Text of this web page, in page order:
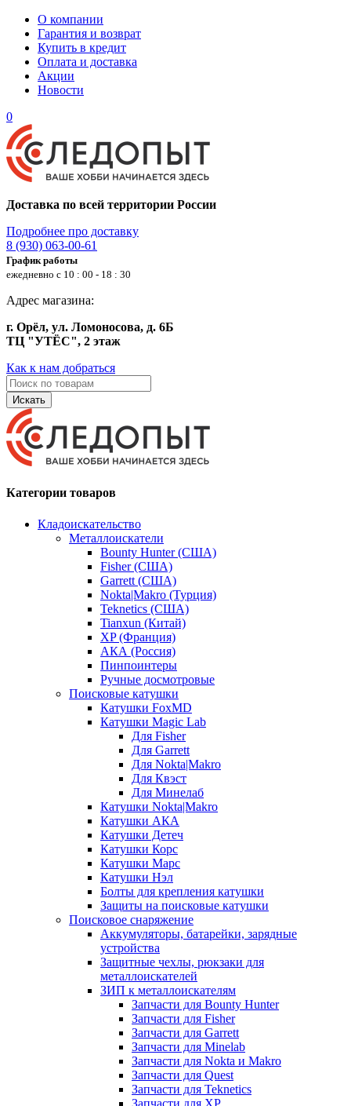
О компании
Гарантия и возврат
Купить в кредит
Оплата и доставка
Акции
Новости
0
Доставка по всей территории России
Подробнее про доставку
8 (930) 063-00-61
График работы
ежедневно с 10 : 00 - 18 : 30
Адрес магазина:
г. Орёл, ул. Ломоносова, д. 6Б
ТЦ "УТЁС", 2 этаж
Как к нам добраться
Искать
Категории товаров
Кладоискательство
Металлоискатели
Bounty Hunter (США)
Fisher (США)
Garrett (США)
Nokta|Makro (Турция)
Teknetics (США)
Tianxun (Китай)
XP (Франция)
АКА (Россия)
Пинпоинтеры
Ручные досмотровые
Поисковые катушки
Катушки FoxMD
Катушки Magic Lab
Для Fisher
Для Garrett
Для Nokta|Makro
Для Квэст
Для Минелаб
Катушки Nokta|Makro
Катушки АКА
Катушки Детеч
Катушки Корс
Катушки Марс
Катушки Нэл
Болты для крепления катушки
Защиты на поисковые катушки
Поисковое снаряжение
Аккумуляторы, батарейки, зарядные
устройства
Защитные чехлы, рюкзаки для
металлоискателей
ЗИП к металлоискателям
Запчасти для Bounty Hunter
Запчасти для Fisher
Запчасти для Garrett
Запчасти для Minelab
Запчасти для Nokta и Makro
Запчасти для Quest
Запчасти для Teknetics
Запчасти для XP